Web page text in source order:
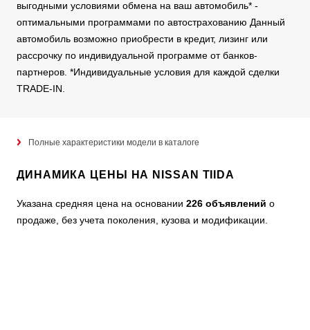
выгодными условиями обмена на ваш автомобиль* -
оптимальными программами по автострахованию Данный
автомобиль возможно приобрести в кредит, лизинг или
рассрочку по индивидуальной программе от банков-
партнеров. *Индивидуальные условия для каждой сделки
TRADE-IN.
Полные характеристики модели в каталоге
ДИНАМИКА ЦЕНЫ НА NISSAN TIIDA
Указана средняя цена на основании 226 объявлений о
продаже, без учета поколения, кузова и модификации.